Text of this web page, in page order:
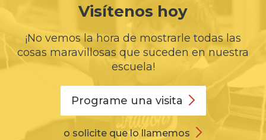
Visítenos hoy
¡No vemos la hora de mostrarle todas las
cosas maravillosas que suceden en nuestra
escuela!
Programe una visita
o solicite que lo llamemos